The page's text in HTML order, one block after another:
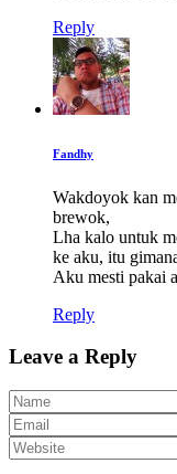
Reply
Fandhy
Wakdoyok kan
brewok,
Lha kalo untuk
ke aku, itu
Aku mesti pakai
Reply
Leave a Reply